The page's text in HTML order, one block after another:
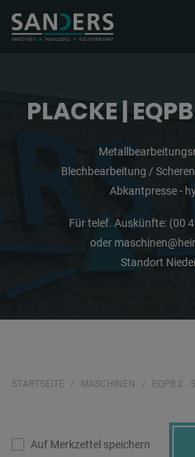
PLACKE |
Blechbearbeitung /
Abkantpresse -
Für telef. Auskünfte: (00
oder
Standort
STARTSEITE MASCHINEN EQPB 2 -
Auf Merkzettel speichern